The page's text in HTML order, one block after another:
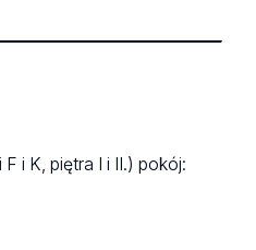
F i K, piętra I i II.)pokój: